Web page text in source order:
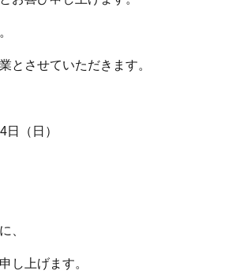
とさせていただきます。
（日）
、
よろしく